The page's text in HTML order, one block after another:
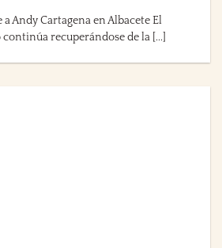
Andy Cartagena en Albacete El
recuperándose de la [...]